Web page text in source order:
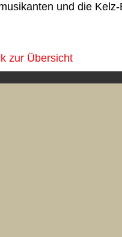
und die
zur Übersicht